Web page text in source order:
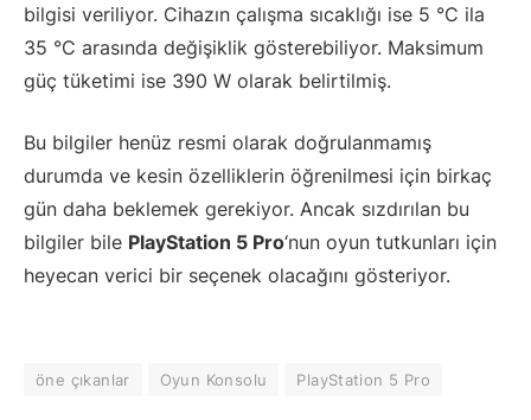
bilgisi veriliyor. Cihazın çalışma sıcaklığı ise 5 °C ila
35 °C arasında değişiklik gösterebiliyor. Maksimum
güç tüketimi ise 390 W olarak belirtilmiş.
Bu bilgiler henüz resmi olarak doğrulanmamış
durumda ve kesin özelliklerin öğrenilmesi için birkaç
gün daha beklemek gerekiyor. Ancak sızdırılan bu
bilgiler bile PlayStation 5 Pro‘nun oyun tutkunları için
heyecan verici bir seçenek olacağını gösteriyor.
öne çıkanlar Oyun Konsolu PlayStation 5 Pro